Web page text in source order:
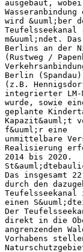
ausgebaut,
wird &uuml;ber
m&uuml;ndet.
Berlins an der
(Rustweg /
Berlin
(z.B.
integrierter LM-
wurde, sowie
geplante
Kapazit&auml;t
f&uuml;r eine
unmittelbare
Realisierung
2014 bis 2020.
Das insgesamt
durch den
einen
Der
direkt in die
angrenzenden
Vorhabens